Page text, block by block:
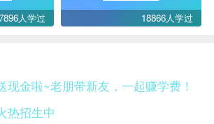
人学过 18866人学过
现金啦~老朋带新友，一起赚学费！
热招生中